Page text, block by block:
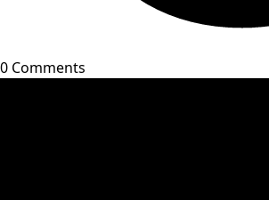
0 Comments